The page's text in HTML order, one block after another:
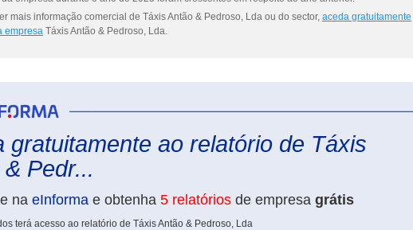
mais informação comercial de Táxis Antão & Pedroso, Lda ou do sector, aceda gratuitamente
empresa Táxis Antão & Pedroso, Lda.
gratuitamente ao relatório de Táxis
Pedr...
na eInforma e obtenha 5 relatórios de empresa grátis
terá acesso ao relatório de Táxis Antão & Pedroso, Lda